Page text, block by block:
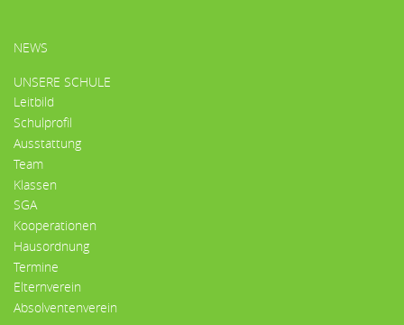
HAUPTMENÜ
NEWS
UNSERE SCHULE
Leitbild
Schulprofil
Ausstattung
Team
Klassen
SGA
Kooperationen
Hausordnung
Termine
Elternverein
Absolventenverein